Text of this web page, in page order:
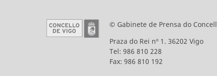
© Gabinete de Prensa do
Praza do Rei nº 1. 36202 Vigo
Tel: 986 810 228
Fax: 986 810 192